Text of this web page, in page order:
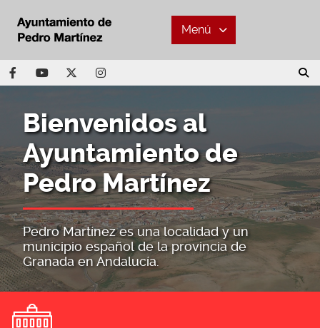
Menú
Bienvenidos al
Ayuntamiento de
Pedro Martínez
Pedro Martínez es una localidad y un
municipio español de la provincia de
Granada en Andalucía.